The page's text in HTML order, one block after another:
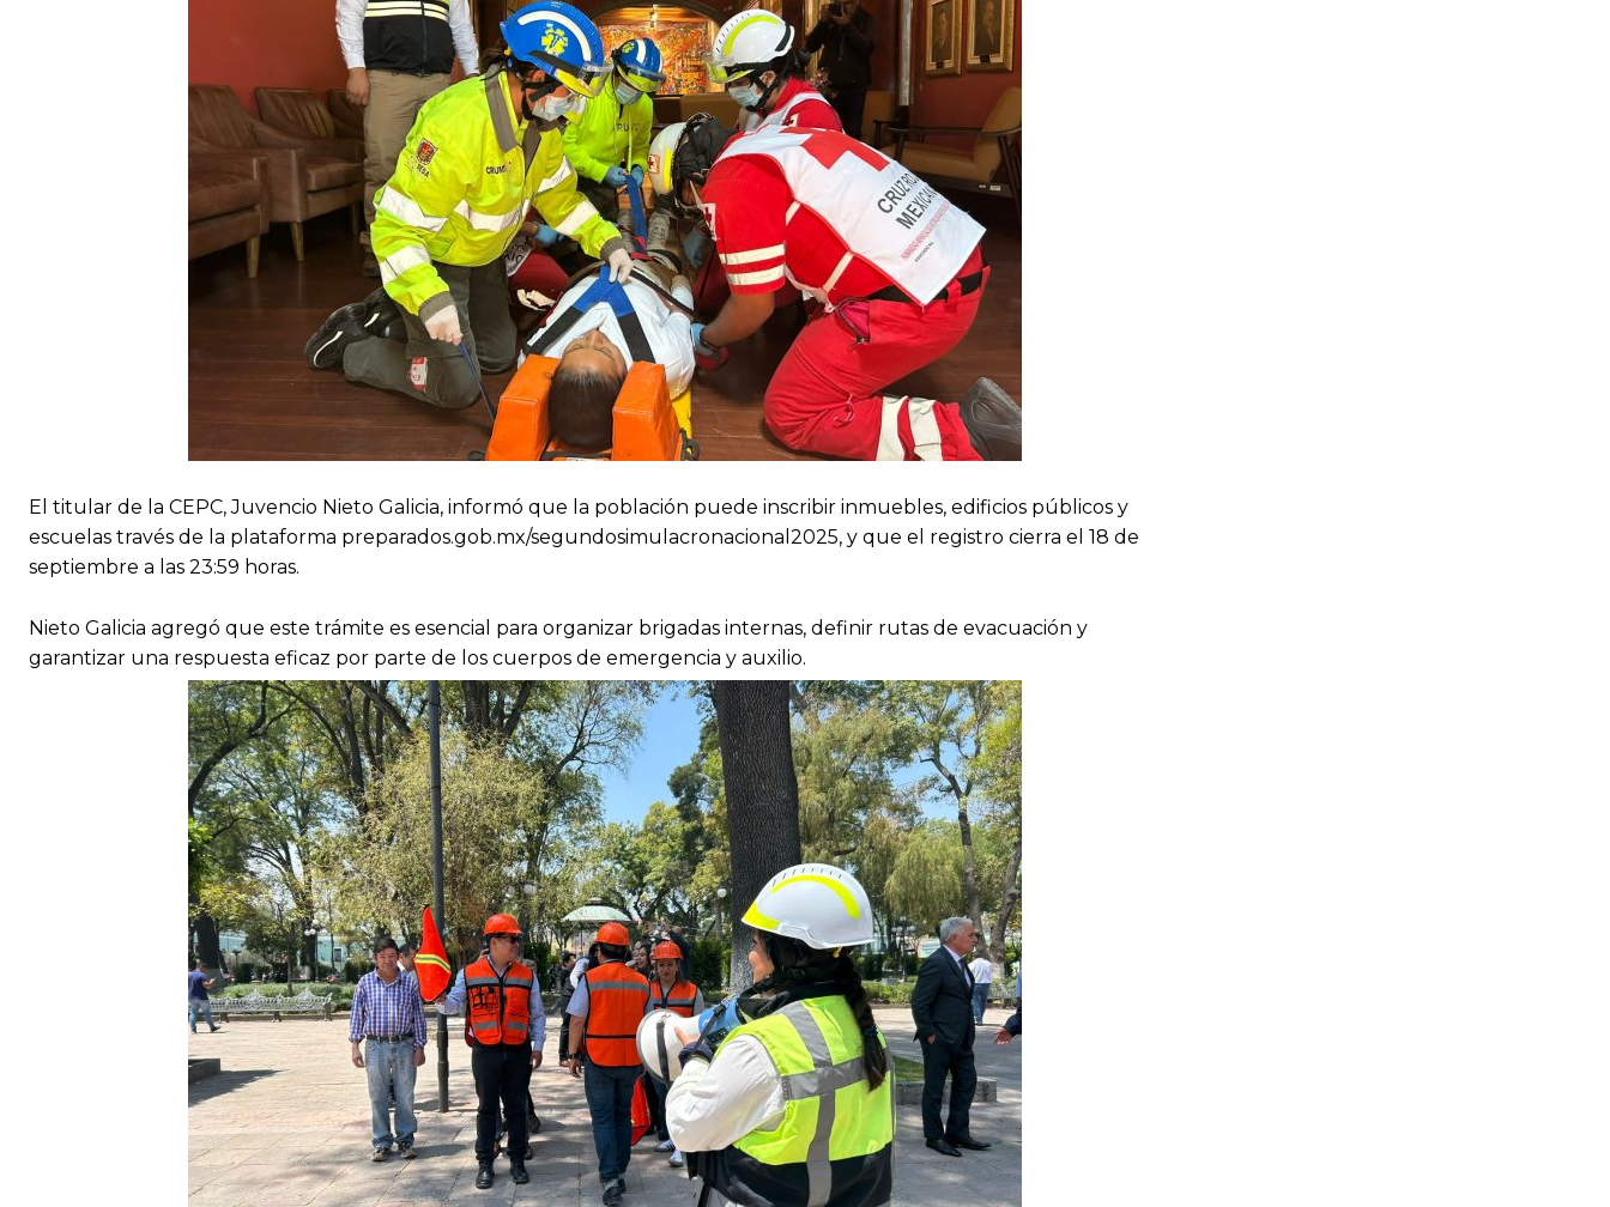
El titular de la CEPC, Juvencio Nieto Galicia, informó que la población puede inscribir inmuebles, edificios públicos y
escuelas través de la plataforma preparados.gob.mx/segundosimulacronacional2025, y que el registro cierra el 18 de
septiembre a las 23:59 horas.
Nieto Galicia agregó que este trámite es esencial para organizar brigadas internas, definir rutas de evacuación y
garantizar una respuesta eficaz por parte de los cuerpos de emergencia y auxilio.